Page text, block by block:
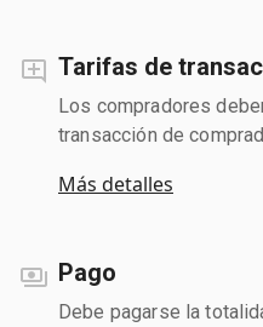
Tarifas de
Los compradores
transacción de
Más detalles
Pago
Debe pagarse la